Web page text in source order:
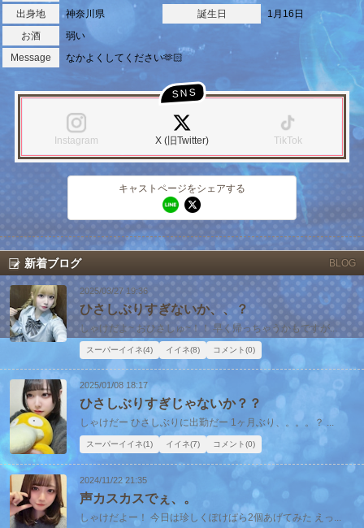
出身地
神奈川県 誕生日
1月16日
お酒
弱い
Message
なかよくしてください🫶🏻
Instagram X (旧Twitter) TikTok
キャストページをシェアする
キャストページのURLをコピー
新着ブログ BLOG
2025/03/27 19:36
ひさしぶりすぎないか、、？
しゃけだよ~ おひさしゅ~！！ 早く帰っちゃうかもですが...
スーパーイイネ(4) イイネ(8) コメント(0)
2025/01/08 18:17
ひさしぶりすぎじゃないか？？
しゃけだー ひさしぶりに出勤だー 1ヶ月ぶり、。。。？ ...
スーパーイイネ(1) イイネ(7) コメント(0)
2024/11/22 21:35
声カスカスでぇ、。
しゃけだよー！ 今日は珍しくぽけぱら2個あげてみた えっ...
このお店をシェアする
LINE X (旧Twitter)
お店のURLをコピー
会員ログイン
女の子ログイン
新規会員登録
北海道 東北
甲信越
中四国
沖縄 全国TOP